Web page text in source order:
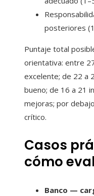
posteriores
Puntaje total
orientativa: entre
excelente; de 22 a
bueno; de 16 a 21
mejoras; por
crítico.
Casos
cómo
Banco —